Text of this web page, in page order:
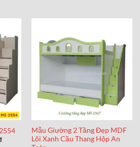
15,200,000₫.
Giá
Mẫu Giường 2 Tầng Đẹp MDF
Lõi Xanh Cầu Thang Hộp An